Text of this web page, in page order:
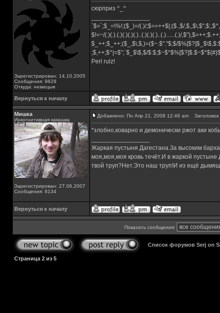
Зарегистрирован: 14.10.2005
Сообщения: 9828
Откуда: немецыя
сюрприз ^_^
`$=`;$_=\%!;($_)=/(.)/;$==++$|;($.,$/
$!=~/(.)(.).(.)(.)(.)(.)..(.)(.)(.)..(.)......(.)/
$_++;$_++;($_,$\,$,)=($~.$"."$;$/
;$,++;$^|=$";`$_$\$,$/
Perl rulz!
Вернуться к началу
Мишка
Инкогнитивная какашка
Зарегистрирован: 27.06.2007
Сообщения: 8134
Добавлено: Пн Апр 21, 2008 12:46 am
*злобно,коварно и демонически ржот аки
Жаркая пустыня Дагестана.За высоким
моя,моя,моя кровь течёт.И в жаркой
твой труп?Нет.Это наш труп!И из ещё
Вернуться к началу
Показать сообщения:
Список форумов Serj on
Страница 2 из 5